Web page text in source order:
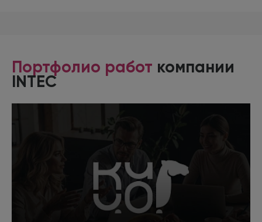
Портфолио работ компании
INTEC